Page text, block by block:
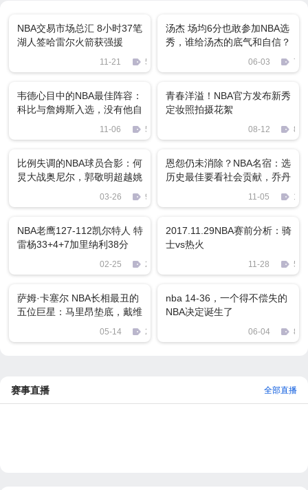
NBA交易市场总汇 8小时37笔
湖人签哈雷尔火箭获强援
11-21 59
汤杰 场均6分也敢参加NBA选
秀，谁给汤杰的底气和自信？
06-03 767
韦德心目中的NBA最佳阵容：
科比与詹姆斯入选，没有他自
11-06 504
青春洋溢！NBA官方发布新秀
定妆照拍摄花絮
08-12 84
比例失调的NBA球员合影：何
炅大战奥尼尔，郭敬明超越姚
03-26 909
恩怨仍未消除？NBA名宿：选
历史最佳要看社会贡献，乔丹
11-05
NBA老鹰127-112凯尔特人 特
雷杨33+4+7加里纳利38分
02-25 2220
2017.11.29NBA赛前分析：骑
士vs热火
11-28 58
萨姆·卡塞尔 NBA长相最丑的
五位巨星：马里昂垫底，戴维
05-14 2917
nba 14-36，一个得不偿失的
NBA决定诞生了
06-04 817
赛事直播 全部直播